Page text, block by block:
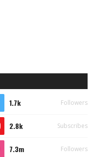
1.7k Followers
2.8k Subscribes
7.3m Followers